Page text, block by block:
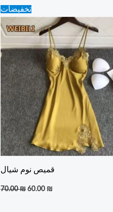
تخفيضات
قميص نوم شيال
70.00₪
Original
price
was:
70.00 ₪.
60.00 ₪
price
is:
60.00 ₪.